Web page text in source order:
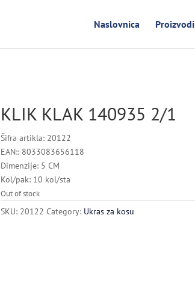
Naslovnica Proizvodi
KLIK KLAK 140935 2/1
Šifra artikla: 20122
EAN:: 8033083656118
Dimenzije: 5 CM
Kol/pak: 10 kol/sta
Out of stock
SKU: 20122 Category: Ukras za kosu